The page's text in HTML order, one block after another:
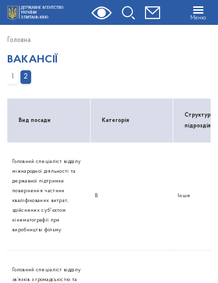
Меню
Головна
ВАКАНСІЇ
1 2
Вид посади Категорія
підрозділ
Головний спеціаліст відділу
міжнародної діяльності та
державної підтримки
повернення частини
кваліфікованих витрат,
здійснених суб'єктом
кінематографії при
виробництві фільму
В Інше
Головний спеціаліст відділу
зв’язків з громадськістю та